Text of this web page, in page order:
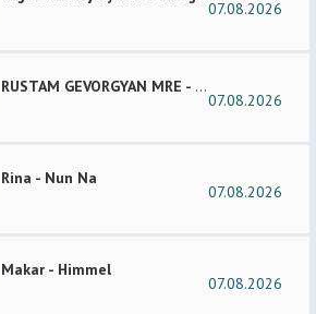
07.08.2026
RUSTAM GEVORGYAN MRE - GAR XOROVATC
07.08.2026
Rina - Nun Na
07.08.2026
Makar - Himmel
07.08.2026